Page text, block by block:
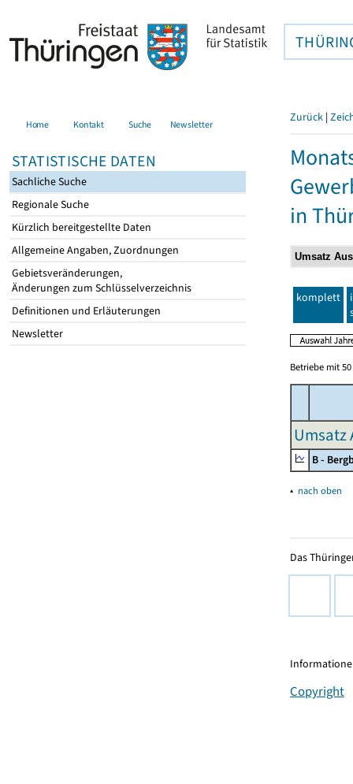
Home Kontakt Suche Newsletter
STATISTISCHE DATEN
Sachliche Suche
Regionale Suche
Kürzlich bereitgestellte Daten
Allgemeine Angaben, Zuordnungen
Gebietsveränderungen,
Änderungen zum Schlüsselverzeichnis
Definitionen und Erläuterungen
Newsletter
Zurück |
in
komplett
Betriebe mit
Umsatz
B -
▴ nach oben
Das
Copyright